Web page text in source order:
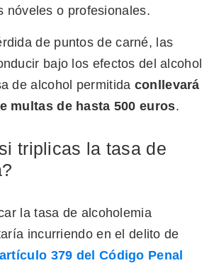
nóveles o profesionales.
de puntos de carné, las
bajo los efectos del alcohol
de alcohol permitida conllevará
multas de hasta 500 euros.
triplicas la tasa de
la tasa de alcoholemia
incurriendo en el delito de
artículo 379 del Código Penal